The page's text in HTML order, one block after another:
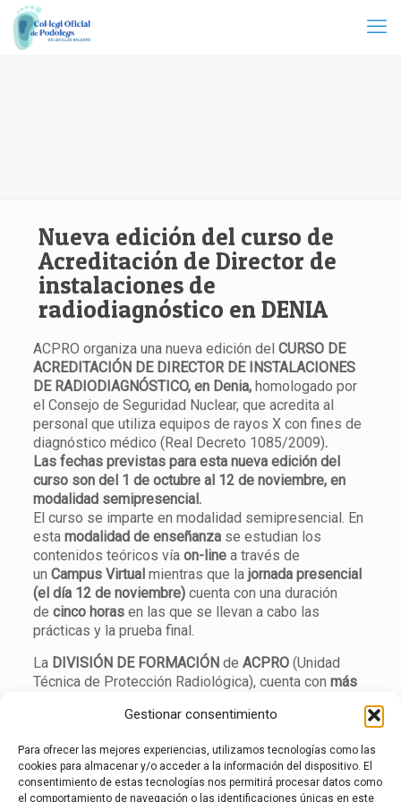
Gestionar consentimiento
Para ofrecer las mejores experiencias, utilizamos tecnologías como las
cookies para almacenar y/o acceder a la información del dispositivo. El
consentimiento de estas tecnologías nos permitirá procesar datos como
el comportamiento de navegación o las identificaciones únicas en este
Nueva edición del curso de
Acreditación de Director de
instalaciones de
radiodiagnóstico en DENIA
ACPRO organiza una nuevaedición del CURSO DE
ACREDITACIÓN DE DIRECTOR DE INSTALACIONES
DE RADIODIAGNÓSTICO, en Denia, homologado por
el Consejo de Seguridad Nuclear, que acredita al
personal que utiliza equipos de rayos X con fines de
diagnóstico médico (Real Decreto 1085/2009).
Las fechas previstas para esta nueva edición del
curso son del 1 de octubre al 12 de noviembre, en
modalidad semipresencial.
El curso se imparte en modalidad semipresencial. En
esta modalidad de enseñanzase estudian los
contenidos teóricos vía on-linea través de
un Campus Virtualmientras que la jornada presencial
(el día 12 de noviembre)cuenta con una duración
de cinco horasen las que se llevan a cabo las
prácticas y la prueba final.
La DIVISIÓN DE FORMACIÓNde ACPRO(Unidad
Técnica de Protección Radiológica), cuenta con más
Protección Radiológica en todos los campos de
calidad , constituye un instrumento fundamental para
alcanzar los principales objetivos perseguidos por la
Protección Radiológica.